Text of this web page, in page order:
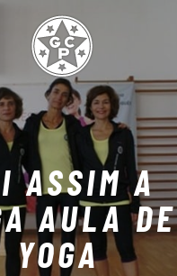
ASSIM A
AULA DE
YOGA